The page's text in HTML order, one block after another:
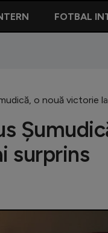
FOTBAL
o nouă victorie
surprins